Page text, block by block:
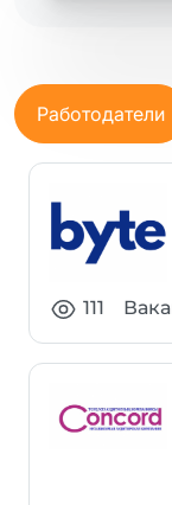
Работодатели
111